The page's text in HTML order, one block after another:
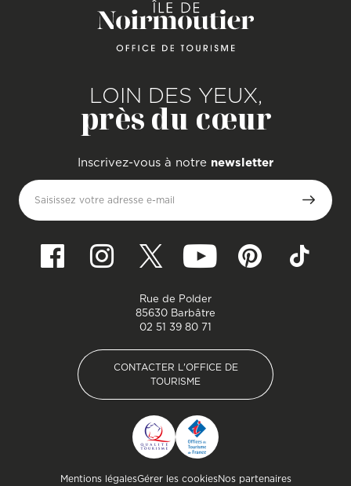
Mentions légalesGérer les cookiesNos partenaires
LOIN DES YEUX,
près du cœur
Inscrivez-vous à notre newsletter
Saisissez votre adresse e-mail
Rue de Polder
85630 Barbâtre
02 51 39 80 71
CONTACTER L'OFFICE DE
TOURISME
CONTACTER L'OFFICE DE
TOURISME